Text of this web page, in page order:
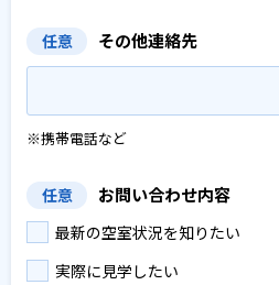
任意 その他連絡先
※携帯電話など
任意 お問い合わせ内容
最新の空室状況を知りたい
実際に見学したい